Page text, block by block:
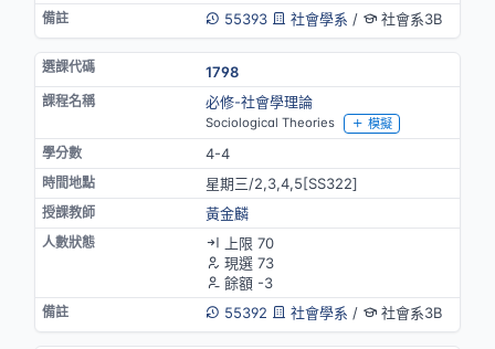
55393
社會學系 / 社會系3B
1798
必修-社會學理論
Sociological Theories 模擬
4-4
星期三/2,3,4,5[SS322]
黃金麟
上限 70
現選 73
餘額 -3
55392
社會學系 / 社會系3B